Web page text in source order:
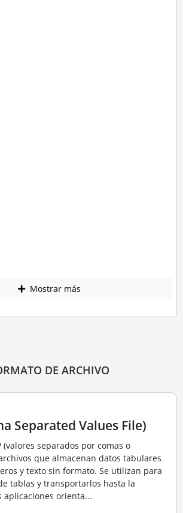
Mostrar más
DE ARCHIVO
Separated Values File)
(valores separados por comas o
que almacenan datos tabulares
y texto sin formato. Se utilizan para
tablas y transportarlos hasta la
aplicaciones orienta...